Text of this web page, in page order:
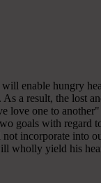
enable hungry
a result, the lost
love one to
goals with
incorporate into
wholly yield his